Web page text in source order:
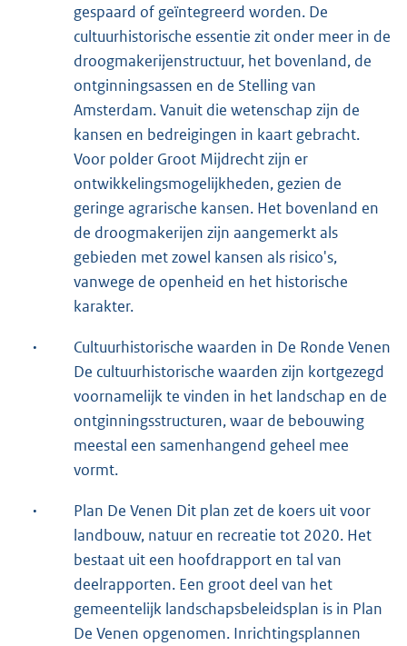
gespaard of geïntegreerd worden. De
cultuurhistorische essentie zit onder meer in de
droogmakerijenstructuur, het bovenland, de
ontginningsassen en de Stelling van
Amsterdam. Vanuit die wetenschap zijn de
kansen en bedreigingen in kaart gebracht.
Voor polder Groot Mijdrecht zijn er
ontwikkelingsmogelijkheden, gezien de
geringe agrarische kansen. Het bovenland en
de droogmakerijen zijn aangemerkt als
gebieden met zowel kansen als risico's,
vanwege de openheid en het historische
karakter.
·
Cultuurhistorische waarden in De Ronde Venen
De cultuurhistorische waarden zijn kortgezegd
voornamelijk te vinden in het landschap en de
ontginningsstructuren, waar de bebouwing
meestal een samenhangend geheel mee
vormt.
·
Plan De Venen Dit plan zet de koers uit voor
landbouw, natuur en recreatie tot 2020. Het
bestaat uit een hoofdrapport en tal van
deelrapporten. Een groot deel van het
gemeentelijk landschapsbeleidsplan is in Plan
De Venen opgenomen. Inrichtingsplannen